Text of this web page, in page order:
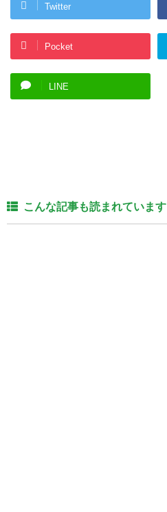
Twitter
Pocket
LINE
こんな記事も読まれています